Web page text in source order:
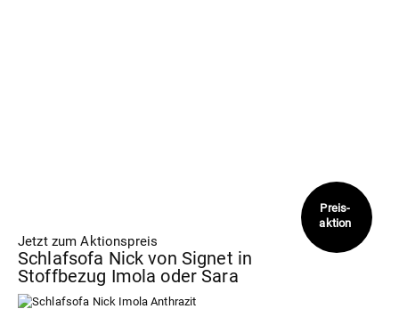
Jetzt zum Aktionspreis
Schlafsofa Nick von Signet in
Stoffbezug Imola oder Sara